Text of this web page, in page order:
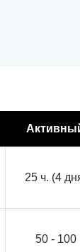
25 ч. (4
50 - 100